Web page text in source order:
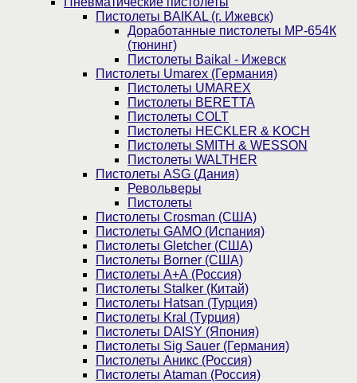
Пистолеты BAIKAL (г. Ижевск)
Доработанные пистолеты МР-654К
(тюнинг)
Пистолеты Baikal - Ижевск
Пистолеты Umarex (Германия)
Пистолеты UMAREX
Пистолеты BERETTA
Пистолеты COLT
Пистолеты HECKLER & KOCH
Пистолеты SMITH & WESSON
Пистолеты WALTHER
Пистолеты ASG (Дания)
Револьверы
Пистолеты
Пистолеты Crosman (США)
Пистолеты GAMO (Испания)
Пистолеты Gletcher (США)
Пистолеты Borner (США)
Пистолеты А+А (Россия)
Пистолеты Stalker (Китай)
Пистолеты Hatsan (Турция)
Пистолеты Kral (Турция)
Пистолеты DAISY (Япония)
Пистолеты Sig Sauer (Германия)
Пистолеты Аникс (Россия)
Пистолеты Ataman (Россия)